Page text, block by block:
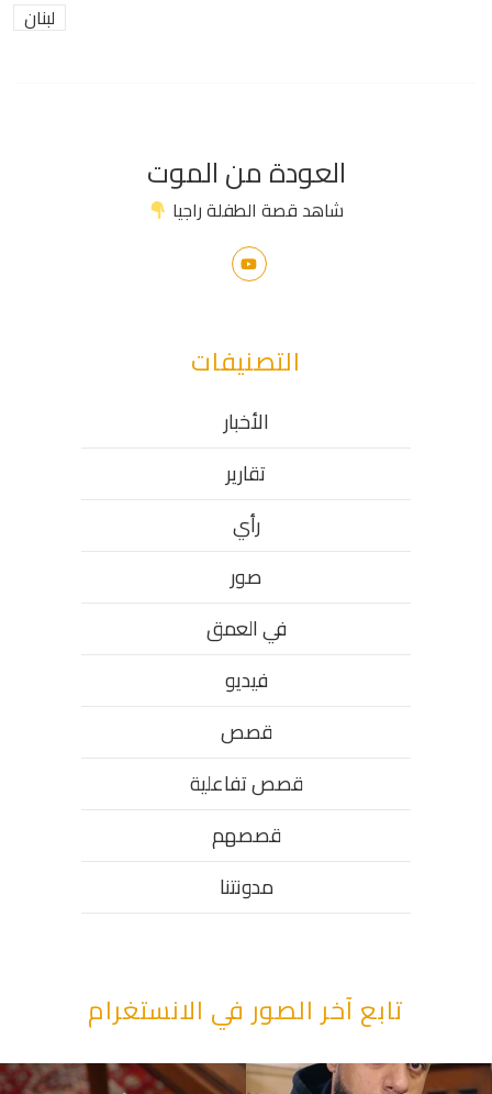
لبنان
العودة من الموت
شاهد قصة الطفلة راجيا
التصنيفات
الأخبار
تقارير
رأي
صور
في العمق
فيديو
قصص
قصص تفاعلية
قصصهم
مدونتنا
تابع آخر الصور في الانستغرام
“وقت بيمرق العيد.. ببكي.” ف